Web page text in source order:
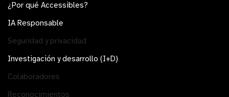
¿Por qué Accessibles?
IA Responsable
Seguridad y privacidad
Investigación y desarrollo (I+D)
Colaboradores
Reconocimientos